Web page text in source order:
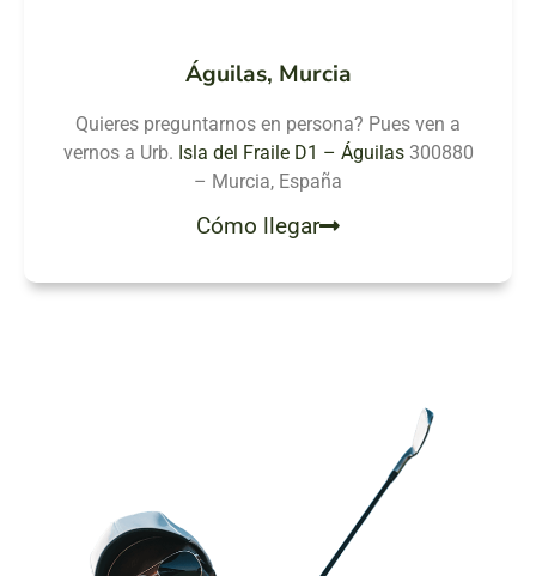
Águilas, Murcia
Quieres preguntarnos en persona? Pues ven a
vernos a Urb. Isla del Fraile D1 – Águilas300880
– Murcia, España
Cómo llegar